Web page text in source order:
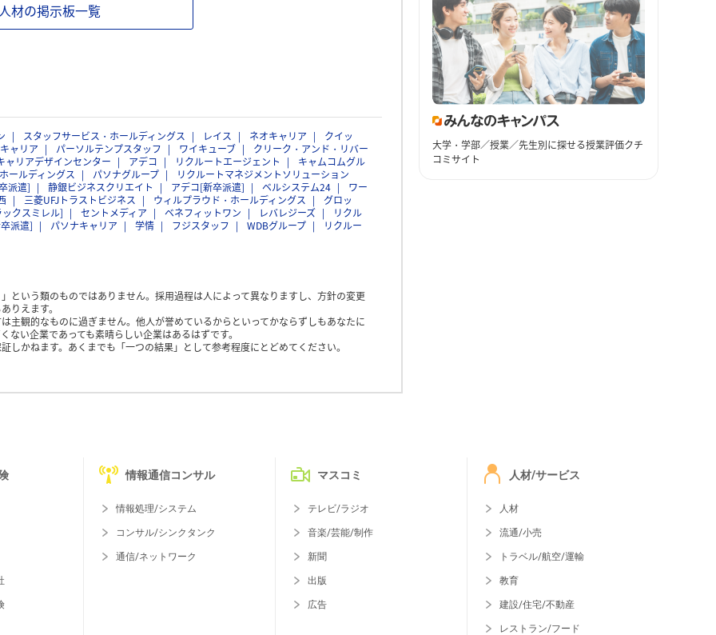
材の掲示板一覧
スタッフサービス・ホールディングス レイス ネオキャリア
クイッ
ャリア
パーソルテンプスタッフ ワイキューブ
クリーク・アンド・リバー
ャリアデザインセンター
アデコ リクルートエージェント
キャムコムグル
ールディングス
パソナグループ
リクルートマネジメントソリューション
派遣]
静銀ビジネスクリエイト アデコ[新卒派遣] ベルシステム24
ワー
三菱UFJトラストビジネス ウィルプラウド・ホールディングス
グロッ
クスミレル]
セントメディア ベネフィットワン レバレジーズ
リクル
派遣]
パソナキャリア 学情 フジスタッフ WDBグループ リクルー
という類のものではありません。採用過程は人によって異なりますし、方針の変更
りえます。
主観的なものに過ぎません。他人が誉めているからといってかならずしもあなたに
い企業であっても素晴らしい企業はあるはずです。
かねます。あくまでも「一つの結果」として参考程度にとどめてください。
大学・学部／授業／先生別に探せる授業評価クチ
コミサイト
情報通信コンサル
情報処理/システム
コンサル/シンクタンク
通信/ネットワーク
マスコミ
テレビ/ラジオ
音楽/芸能/制作
新聞
出版
広告
人材/サービス
人材
流通/小売
トラベル/航空/運輸
教育
建設/住宅/不動産
レストラン/フード